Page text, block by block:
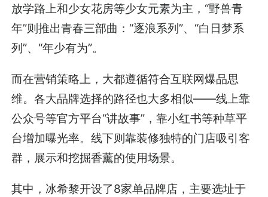
放学路上和少女花房等少女元素为主，“野兽青
年”则推出青春三部曲：“逐浪系列”、“白日梦系
列”、“年少有为”。
而在营销策略上，大都遵循符合互联网爆品思
维。各大品牌选择的路径也大多相似——线上靠
公众号等官方平台“讲故事”，靠小红书等种草平
台增加曝光率。线下则靠装修独特的门店吸引客
群，展示和挖掘香薰的使用场景。
其中，冰希黎开设了8家单品牌店，主要选址于